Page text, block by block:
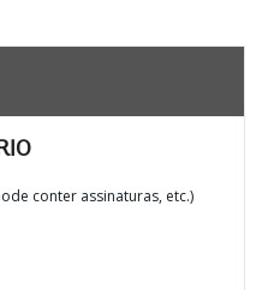
conter assinaturas, etc.)